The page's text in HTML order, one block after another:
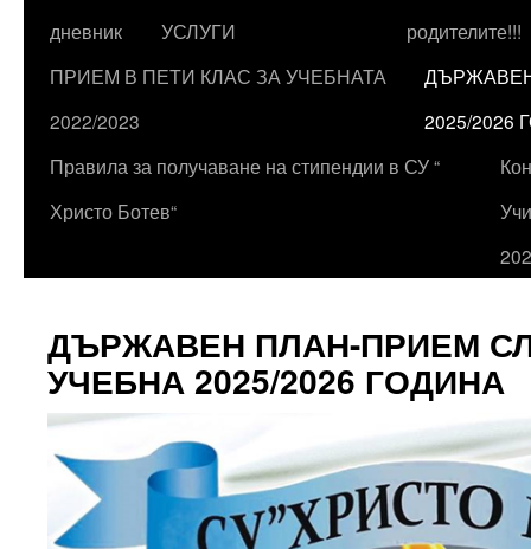
дневник
УСЛУГИ
родителите!!!
ПРИЕМ В ПЕТИ КЛАС ЗА УЧЕБНАТА
2022/2023
2025/2026
Правила за получаване на стипендии в СУ “
Христо Ботев“
ДЪРЖАВЕН ПЛАН-ПРИЕМ
УЧЕБНА 2025/2026 ГОДИНА